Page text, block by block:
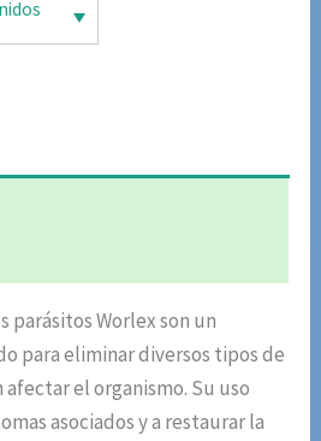
parásitos Worlex son un
para eliminar diversos tipos de
el organismo. Su uso
asociados y a restaurar la